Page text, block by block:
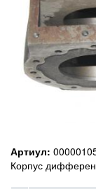
Артиул:
Корпус